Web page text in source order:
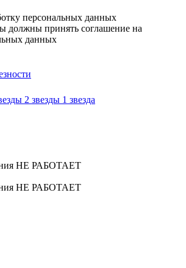
персональных данных
должны принять соглашение на
данных
2 звезды 1 звезда
НЕ РАБОТАЕТ
НЕ РАБОТАЕТ